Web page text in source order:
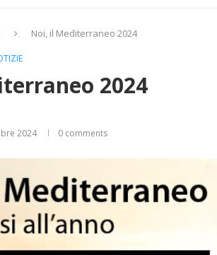
Noi, il Mediterraneo 2024
2024
2024 0 comments